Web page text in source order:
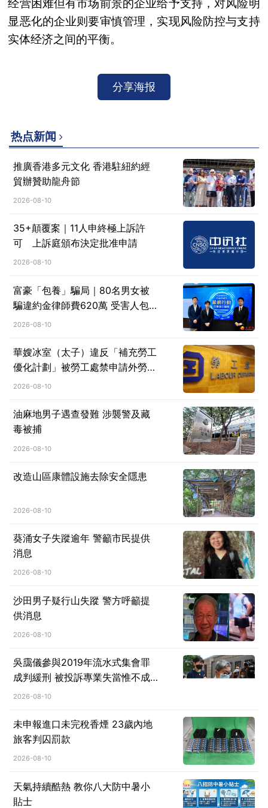
经营困难但有市场前景的企业给予支持，对风险明
显恶化的企业则要审慎管理，实现风险防控与支持
实体经济之间的平衡。
分享海报
热点新闻
推廣香港多元文化 香港駐紐約經
貿辦贊助龍舟節
2026-08-10
35+顛覆案｜11人申終極上訴許
可 上訴庭頒布決定批准申請
2026-08-10
富豪「包養」騙局｜80名男女被
騙違約金律師費620萬 受害人包
2026-08-10
華嫂冰室（太子）違反「補充勞工
優化計劃」被勞工處禁申請外勞一
年
2026-08-10
油麻地男子遇查發難 涉襲警及藏
毒被捕
2026-08-10
改造山區康體設施去除安全隱患
2026-08-10
葵涌女子失蹤逾年 警籲市民提供
消息
2026-08-10
沙田男子疑行山失蹤 警方呼籲提
供消息
2026-08-10
吳靄儀參與2019年流水式集會罪
成判緩刑 被投訴專業失當惟不成
立 大律師公會提覆核求推翻判決
2026-08-10
未申報進口未完稅香煙 23歲內地
旅客判囚罰款
2026-08-10
天氣持續酷熱 教你八大防中暑小
貼士